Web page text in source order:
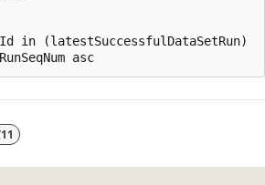
in (latestSuccessfulDataSetRun)